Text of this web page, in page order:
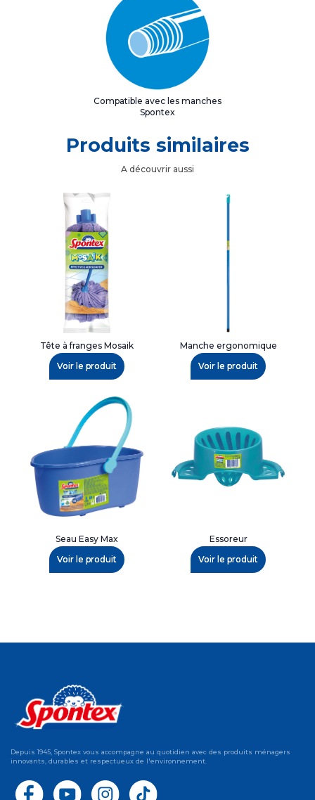
Compatible avec les manches
Spontex
Produits similaires
A découvrir aussi
Tête à franges Mosaik
Voir le produit
Manche ergonomique
Voir le produit
Seau Easy Max
Voir le produit
Essoreur
Voir le produit
Depuis 1945, Spontex vous accompagne au quotidien avec des produits ménagers
innovants, durables et respectueux de l'environnement.